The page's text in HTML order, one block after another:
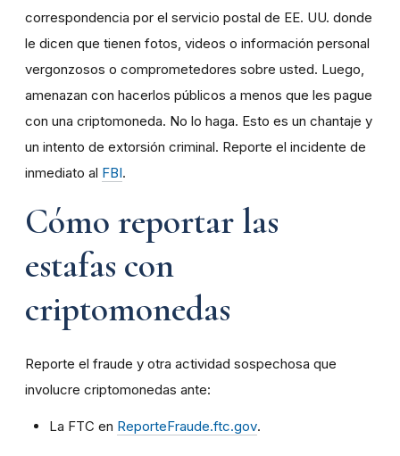
correspondencia por el servicio postal de EE. UU. donde
le dicen que tienen fotos, videos o información personal
vergonzosos o comprometedores sobre usted. Luego,
amenazan con hacerlos públicos a menos que les pague
con una criptomoneda. No lo haga. Esto es un chantaje y
un intento de extorsión criminal. Reporte el incidente de
inmediato al FBI.
Cómo reportar las
estafas con
criptomonedas
Reporte el fraude y otra actividad sospechosa que
involucre criptomonedas ante:
La FTC en ReporteFraude.ftc.gov.